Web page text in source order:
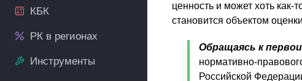
КБК
РК в регионах
Инструменты
ценность и может хоть как-
становится объектом
Обращаясь к
нормативно-
Российской